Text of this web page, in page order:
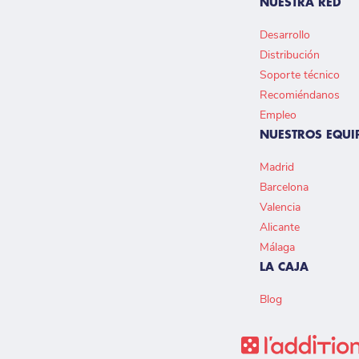
NUESTRA RED
Desarrollo
Distribución
Soporte técnico
Recomiéndanos
Empleo
NUESTROS
Madrid
Barcelona
Valencia
Alicante
Málaga
LA CAJA
Blog